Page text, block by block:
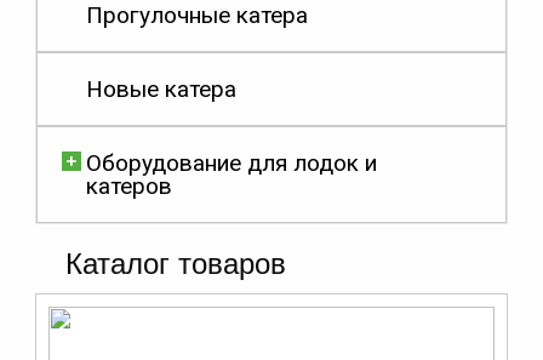
Прогулочные катера
Новые катера
Оборудование для лодок и
катеров
Каталог товаров